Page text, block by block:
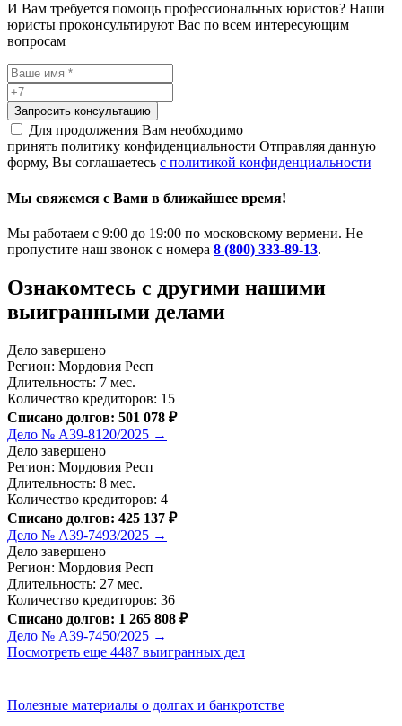
И Вам требуется помощь профессиональных юристов? Наши
юристы проконсультируют Вас по всем интересующим
вопросам
Запросить консультацию
Для продолжения Вам необходимо
принять политику конфиденциальности Отправляя данную
форму, Вы соглашаетесь с политикой конфиденциальности
Мы свяжемся с Вами в ближайшее время!
Мы работаем с 9:00 до 19:00 по московскому вермени. Не
пропустите наш звонок с номера 8 (800) 333-89-13.
Ознакомтесь c другими нашими
выигранными делами
Дело завершено
Регион: Мордовия Респ
Длительность: 7 мес.
Количество кредиторов: 15
Списано долгов: 501 078 ₽
Дело № А39-8120/2025 →
Дело завершено
Регион: Мордовия Респ
Длительность: 8 мес.
Количество кредиторов: 4
Списано долгов: 425 137 ₽
Дело № А39-7493/2025 →
Дело завершено
Регион: Мордовия Респ
Длительность: 27 мес.
Количество кредиторов: 36
Списано долгов: 1 265 808 ₽
Дело № А39-7450/2025 →
Посмотреть еще 4487 выигранных дел
Полезные материалы о долгах и банкротстве